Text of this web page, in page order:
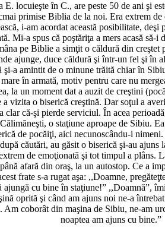
în C., are peste 50 de ani şi
primise Biblia de la noi. Era extrem de
i-am acordat această posibilitate, deşi
Mi-a spus că poştăriţa a mers acasă să-i
pe Biblie a simţit o căldură din creştet
ajunge, duce căldură şi într-un fel şi în
şi-a amintit de o minune trăită chiar în
în armată, motiv pentru care nu
la un moment dat a auzit de creştini
a vizita o biserică creştină. Dar soţul a
clar că-şi pierde serviciul. În acea
o staţiune aproape de Sibiu.
de pocăiţi, aici necunoscându-i
căutări, au găsit o biserică şi-au ajuns
de emoţionată şi tot timpul a plâns.
afară din oraş, la un autostop. Ce a
frate s-a rugat aşa: ,,Doamne,
ajungă cu bine în staţiune!” ,,Doamnă”,
oprită şi când am ajuns noi ne-a
Am coborât din maşina de Sibiu, ne-am
noaptea am ajuns cu bine.”